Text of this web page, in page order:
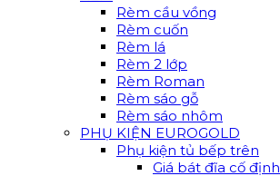
Rèm cầu vồng
Rèm cuốn
Rèm lá
Rèm 2 lớp
Rèm Roman
Rèm sáo gỗ
Rèm sáo nhôm
PHỤ KIỆN EUROGOLD
Phụ kiện tủ bếp trên
Giá bát đĩa cố định